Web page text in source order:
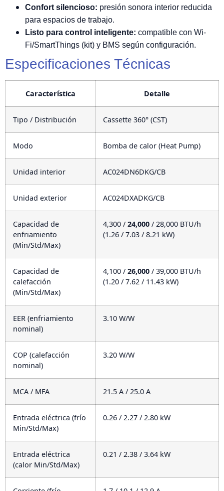
Confort silencioso: presión sonora interior reducida
para espacios de trabajo.
Listo para control inteligente: compatible con Wi-
Fi/SmartThings (kit) y BMS según configuración.
Especificaciones Técnicas
Característica Detalle
Tipo / Distribución Cassette 360° (CST)
Modo Bomba de calor (Heat Pump)
Unidad interior AC024DN6DKG/CB
Unidad exterior AC024DXADKG/CB
Capacidad de
enfriamiento
(Min/Std/Max)
4,300 / 24,000 / 28,000 BTU/h
(1.26 / 7.03 / 8.21 kW)
Capacidad de
calefacción
(Min/Std/Max)
4,100 / 26,000 / 39,000 BTU/h
(1.20 / 7.62 / 11.43 kW)
EER (enfriamiento
nominal)
3.10 W/W
COP (calefacción
nominal)
3.20 W/W
MCA / MFA 21.5 A / 25.0 A
Entrada eléctrica (frío
Min/Std/Max)
0.26 / 2.27 / 2.80 kW
Entrada eléctrica
(calor Min/Std/Max)
0.21 / 2.38 / 3.64 kW